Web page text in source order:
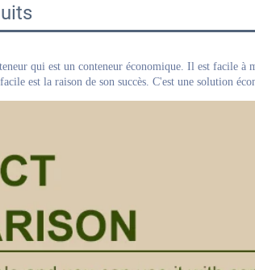
qui est un conteneur économique. Il est facile à
est la raison de son succès. C'est une solution